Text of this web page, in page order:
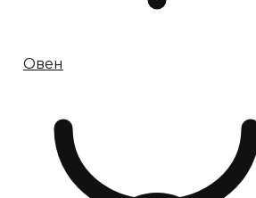
Овен